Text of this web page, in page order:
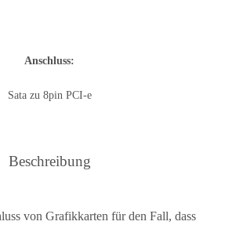
Anschluss:
Sata zu 8pin PCI-e
Beschreibung
von Grafikkarten für den Fall, dass